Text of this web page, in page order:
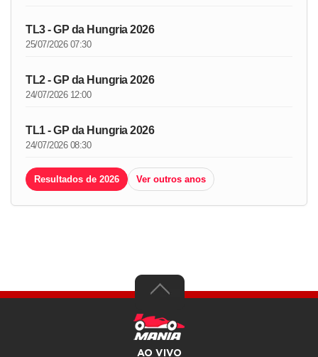
TL3 - GP da Hungria 2026
25/07/2026 07:30
TL2 - GP da Hungria 2026
24/07/2026 12:00
TL1 - GP da Hungria 2026
24/07/2026 08:30
Resultados de 2026 Ver outros anos
AO VIVO